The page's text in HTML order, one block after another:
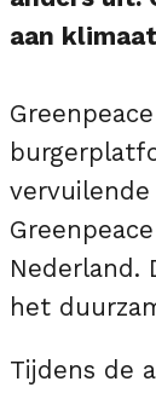
aan
Greenpeace
Nederland.
het
Tijdens de